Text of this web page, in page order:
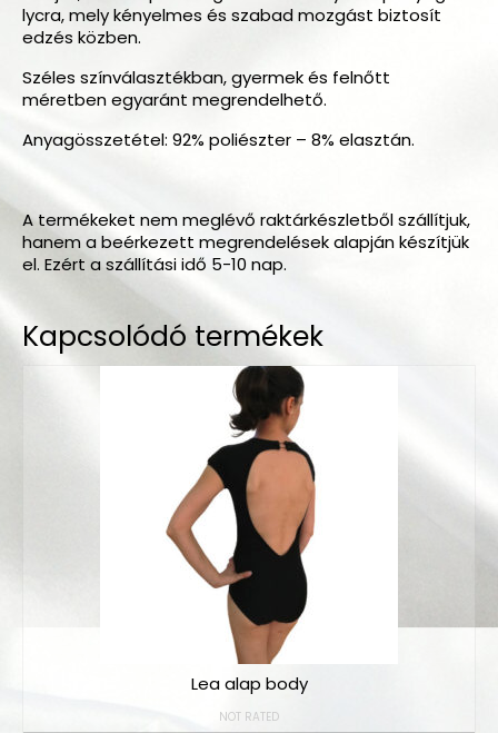
lycra, mely kényelmes és szabad mozgást biztosít
edzés közben.
Széles színválasztékban, gyermek és felnőtt
méretben egyaránt megrendelhető.
Anyagösszetétel: 92% poliészter – 8% elasztán.
A termékeket nem meglévő raktárkészletből szállítjuk,
hanem a beérkezett megrendelések alapján készítjük
el. Ezért a szállítási idő 5-10 nap.
Kapcsolódó termékek
Lea alap body
NOT RATED